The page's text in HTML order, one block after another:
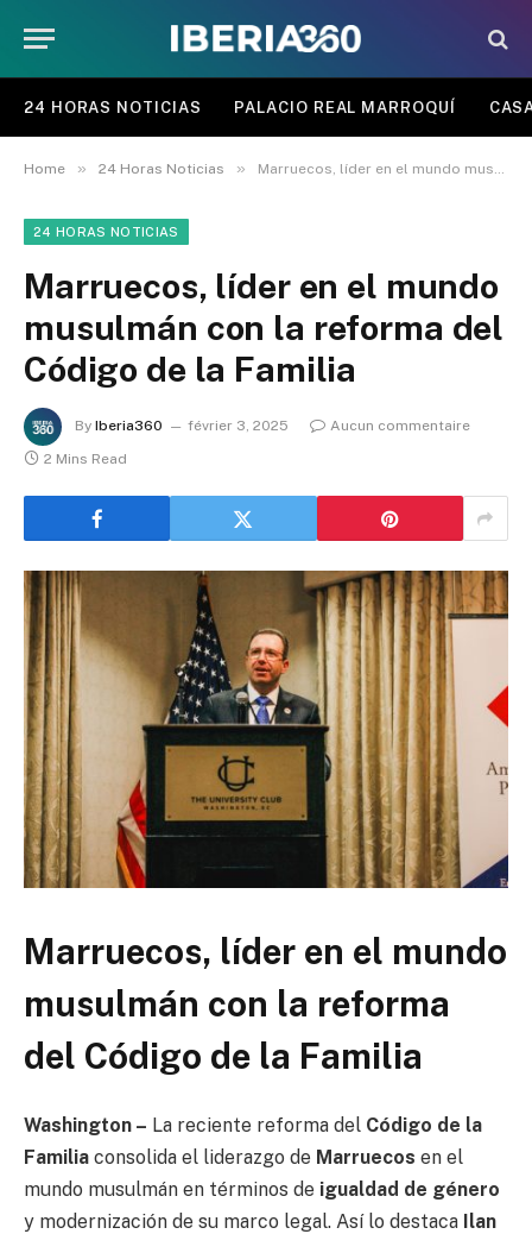
24 HORAS NOTICIAS PALACIO REAL MARROQUÍ
Home » 24 Horas Noticias » Marruecos, líder en el mundo musulmán con la reforma del Código de la Familia
24 HORAS NOTICIAS
Marruecos, líder en el mundo
musulmán con la reforma del
Código de la Familia
By Iberia360 février 3, 2025
Aucun commentaire
2 Mins Read
Marruecos, líder en el mundo
musulmán con la reforma
del Código de la Familia
Washington – La reciente reforma del Código de la
Familia consolida el liderazgo de Marruecos en el
mundo musulmán en términos de igualdad de género
y modernización de su marco legal. Así lo destaca Ilan